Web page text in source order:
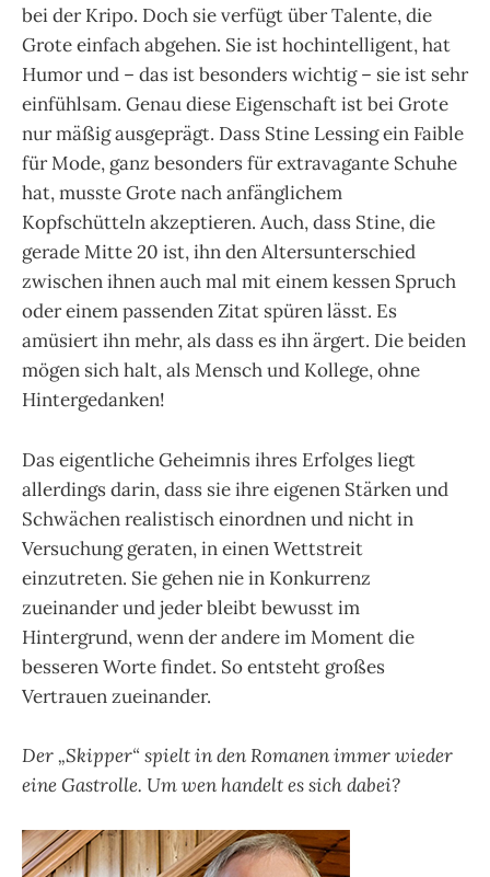
bei der Kripo. Doch sie verfügt über Talente, die
Grote einfach abgehen. Sie ist hochintelligent, hat
Humor und – das ist besonders wichtig – sie ist sehr
einfühlsam. Genau diese Eigenschaft ist bei Grote
nur mäßig ausgeprägt. Dass Stine Lessing ein Faible
für Mode, ganz besonders für extravagante Schuhe
hat, musste Grote nach anfänglichem
Kopfschütteln akzeptieren. Auch, dass Stine, die
gerade Mitte 20 ist, ihn den Altersunterschied
zwischen ihnen auch mal mit einem kessen Spruch
oder einem passenden Zitat spüren lässt. Es
amüsiert ihn mehr, als dass es ihn ärgert. Die beiden
mögen sich halt, als Mensch und Kollege, ohne
Hintergedanken!
Das eigentliche Geheimnis ihres Erfolges liegt
allerdings darin, dass sie ihre eigenen Stärken und
Schwächen realistisch einordnen und nicht in
Versuchung geraten, in einen Wettstreit
einzutreten. Sie gehen nie in Konkurrenz
zueinander und jeder bleibt bewusst im
Hintergrund, wenn der andere im Moment die
besseren Worte findet. So entsteht großes
Vertrauen zueinander.
Der „Skipper“ spielt in den Romanen immer wieder
eine Gastrolle. Um wen handelt es sich dabei?